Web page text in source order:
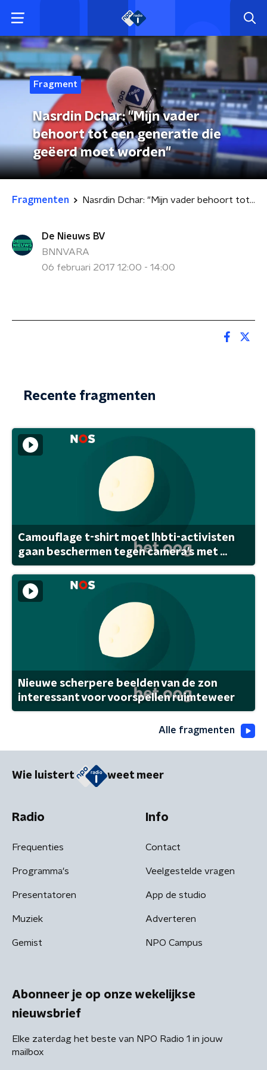
Fragment
Nasrdin Dchar: "Mijn vader
behoort tot een generatie die
geëerd moet worden"
Fragmenten Nasrdin Dchar: "Mijn vader behoort tot een generatie die geëerd moet worden"
De Nieuws BV
BNNVARA
06 februari 2017 12:00 - 14:00
Recente fragmenten
Camouflage t-shirt moet lhbti-activisten
gaan beschermen tegen camera's met ...
Nieuwe scherpere beelden van de zon
interessant voor voorspellen ruimteweer
Alle fragmenten
Wie luistert weet meer
Radio
Frequenties
Programma's
Presentatoren
Muziek
Gemist
Info
Contact
Veelgestelde vragen
App de studio
Adverteren
NPO Campus
Abonneer je op onze wekelijkse
nieuwsbrief
Elke zaterdag het beste van NPO Radio 1 in jouw
mailbox